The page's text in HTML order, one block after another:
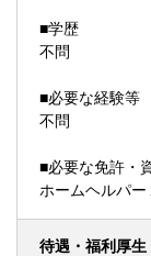
■学歴
不問
■必要な経験等
不問
■必要な免許・
ホームヘルパ
待遇・福利厚生